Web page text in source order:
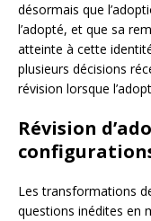
désormais que
l’adopté, et que sa
atteinte à cette
plusieurs décisions
révision lorsque
Révision
Les transformations
questions inédites en